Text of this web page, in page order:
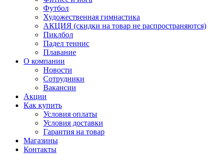
Футбол
Художественная гимнастика
АКЦИЯ (скидки на товар не распространяются)
Пиклбол
Падел теннис
Плавание
О компании
Новости
Сотрудники
Вакансии
Акции
Как купить
Условия оплаты
Условия доставки
Гарантия на товар
Магазины
Контакты